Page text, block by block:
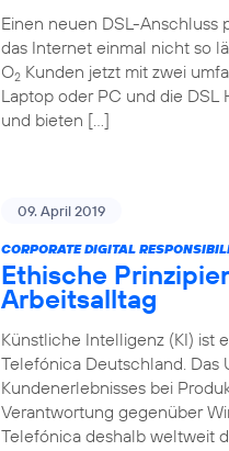
Einen neuen DSL-
das Internet einmal nicht so
O2 Kunden jetzt mit zwei
Laptop oder PC und die DSL
und bieten […]
09. April 2019
CORPORATE DIGITAL
Ethische
Arbeitsalltag
Künstliche Intelligenz (KI) ist
Telefónica Deutschland. Das
Kundenerlebnisses bei
Verantwortung gegenüber
Telefónica deshalb weltweit